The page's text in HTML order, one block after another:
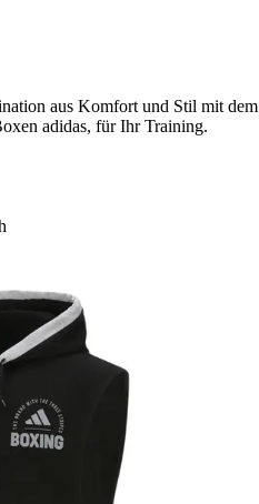
aus Komfort und Stil mit dem
adidas, für Ihr Training.